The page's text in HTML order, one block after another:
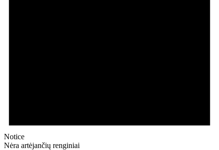
Notice
Nėra artėjančių renginiai